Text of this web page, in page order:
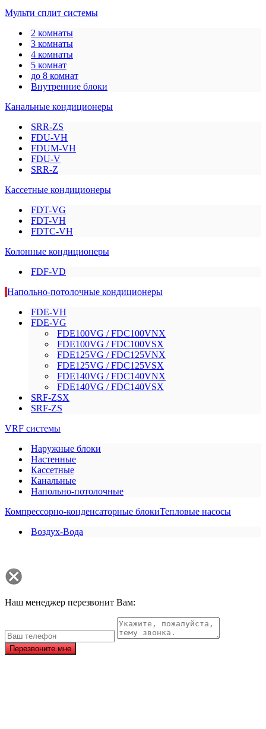
Мульти сплит системы
2 комнаты
3 комнаты
4 комнаты
5 комнат
до 8 комнат
Внутренние блоки
Канальные кондиционеры
SRR-ZS
FDU-VH
FDUM-VH
FDU-V
SRR-Z
Кассетные кондиционеры
FDT-VG
FDT-VH
FDTC-VH
Колонные кондиционеры
FDF-VD
Напольно-потолочные кондиционеры
FDE-VH
FDE-VG
FDE100VG / FDC100VNX
FDE100VG / FDC100VSX
FDE125VG / FDC125VNX
FDE125VG / FDC125VSX
FDE140VG / FDC140VNX
FDE140VG / FDC140VSX
SRF-ZSX
SRF-ZS
VRF системы
Наружные блоки
Настенные
Кассетные
Канальные
Напольно-потолочные
Компрессорно-конденсаторные блокиТепловые насосы
Воздух-Вода
Наш менеджер перезвонит Вам:
Перезвоните мне